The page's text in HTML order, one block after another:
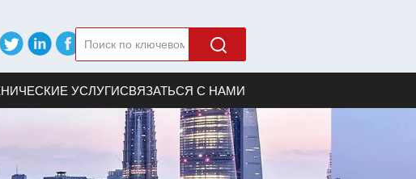
УСЛУГИСВЯЗАТЬСЯ С НАМИ